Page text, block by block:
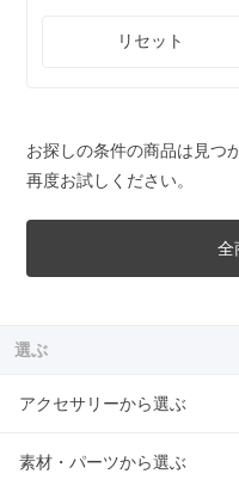
リセット
お探しの条件の商品は見つ
再度お試しください。
全
選ぶ
アクセサリーから選ぶ
素材・パーツから選ぶ